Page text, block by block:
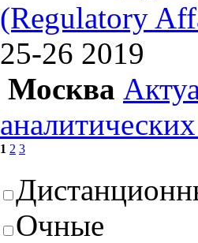
(Regulatory
25-26 2019
Москва
1 2 3
Очные